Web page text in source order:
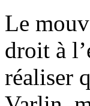
Le
droit à
réaliser